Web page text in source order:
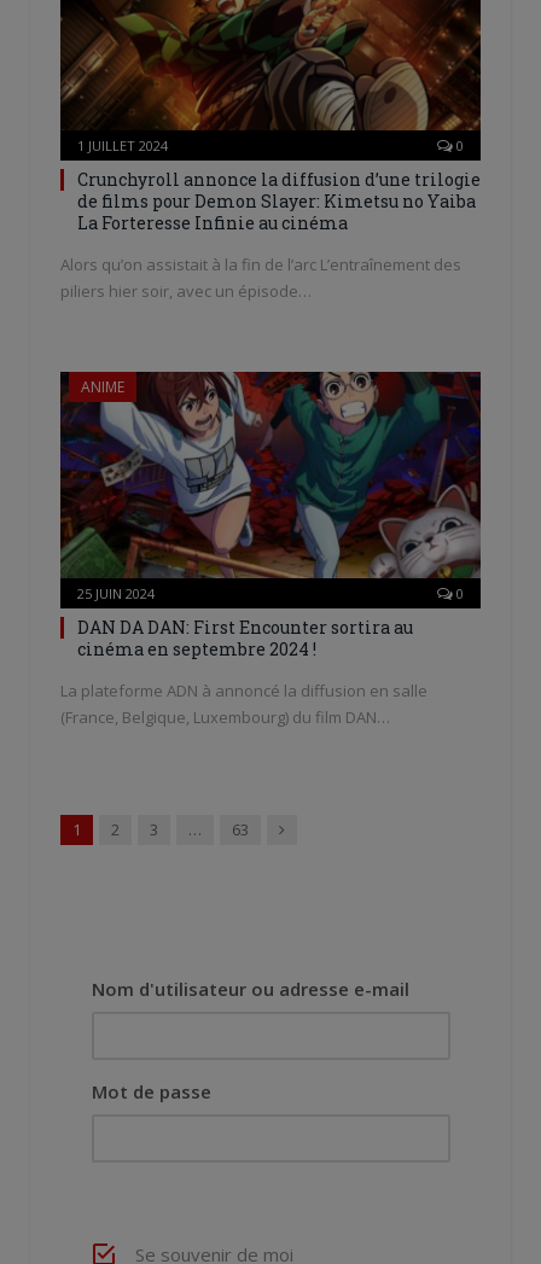
1 JUILLET 2024 0
Crunchyroll annonce la diffusion d’une trilogie
de films pour Demon Slayer: Kimetsu no Yaiba
La Forteresse Infinie au cinéma
Alors qu’on assistait à la fin de l’arc L’entraînement des
piliers hier soir, avec un épisode…
ANIME
25 JUIN 2024 0
DAN DA DAN: First Encounter sortira au
cinéma en septembre 2024 !
La plateforme ADN à annoncé la diffusion en salle
(France, Belgique, Luxembourg) du film DAN…
1 2 3 … 63 Suivant
Nom d'utilisateur ou adresse e-mail
Mot de passe
Se souvenir de moi